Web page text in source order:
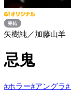
矢樹純／加藤山羊
忌鬼
#ホラー#アングラ#